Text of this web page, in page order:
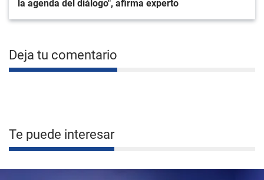
la agenda del diálogo", afirma experto
Deja tu comentario
Te puede interesar